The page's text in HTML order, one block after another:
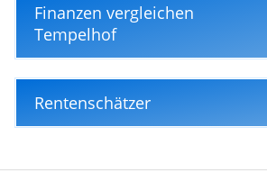
Finanzen vergleichen
Tempelhof
Rentenschätzer